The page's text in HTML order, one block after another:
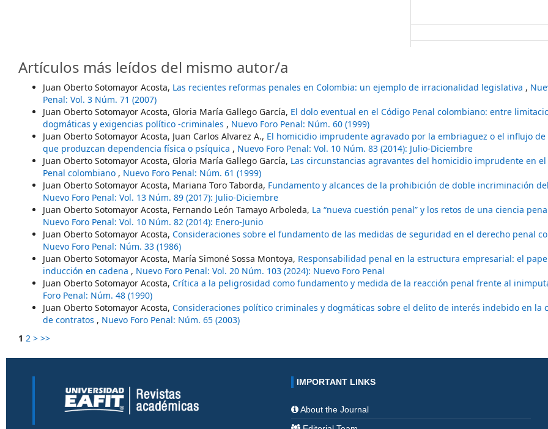
Artículos más leídos del mismo autor/a
Juan Oberto Sotomayor Acosta, Las recientes reformas penales en Colombia: un ejemplo de irracionalidad legislativa ,
Penal: Vol. 3 Núm. 71 (2007)
Juan Oberto Sotomayor Acosta, Gloria María Gallego García, El dolo eventual en el Código Penal colombiano: entre
dogmáticas y exigencias político -criminales , Nuevo Foro Penal: Núm. 60 (1999)
Juan Oberto Sotomayor Acosta, Juan Carlos Alvarez A., El homicidio imprudente agravado por la embriaguez o el influjo de
que produzcan dependencia física o psíquica , Nuevo Foro Penal: Vol. 10 Núm. 83 (2014): Julio-Diciembre
Juan Oberto Sotomayor Acosta, Gloria María Gallego García, Las circunstancias agravantes del homicidio imprudente en el
Penal colombiano , Nuevo Foro Penal: Núm. 61 (1999)
Juan Oberto Sotomayor Acosta, Mariana Toro Taborda, Fundamento y alcances de la prohibición de doble incriminación
Nuevo Foro Penal: Vol. 13 Núm. 89 (2017): Julio-Diciembre
Juan Oberto Sotomayor Acosta, Fernando León Tamayo Arboleda, La “nueva cuestión penal” y los retos de una ciencia
Nuevo Foro Penal: Vol. 10 Núm. 82 (2014): Enero-Junio
Juan Oberto Sotomayor Acosta, Consideraciones sobre el fundamento de las medidas de seguridad en el derecho penal
Nuevo Foro Penal: Núm. 33 (1986)
Juan Oberto Sotomayor Acosta, María Simoné Sossa Montoya, Responsabilidad penal en la estructura empresarial: el
inducción en cadena , Nuevo Foro Penal: Vol. 20 Núm. 103 (2024): Nuevo Foro Penal
Juan Oberto Sotomayor Acosta, Crítica a la peligrosidad como fundamento y medida de la reacción penal frente al
Foro Penal: Núm. 48 (1990)
Juan Oberto Sotomayor Acosta, Consideraciones político criminales y dogmáticas sobre el delito de interés indebido en la
de contratos , Nuevo Foro Penal: Núm. 65 (2003)
1 2 > >>
IMPORTANT LINKS
About the Journal